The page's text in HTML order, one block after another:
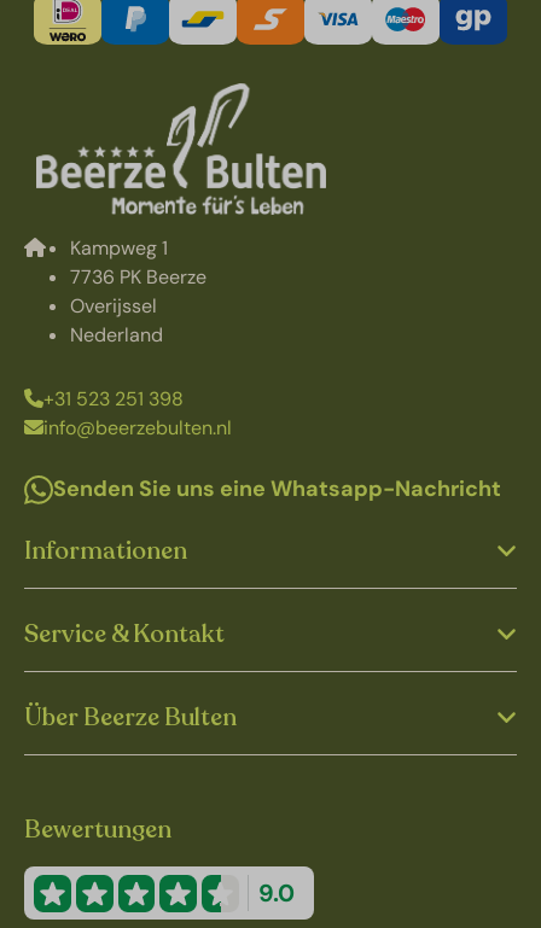
Kampweg 1
7736 PK Beerze
Overijssel
Nederland
+31 523 251 398
info@beerzebulten.nl
Senden Sie uns eine Whatsapp-Nachricht
Informationen
Service & Kontakt
Über Beerze Bulten
Bewertungen
9.0